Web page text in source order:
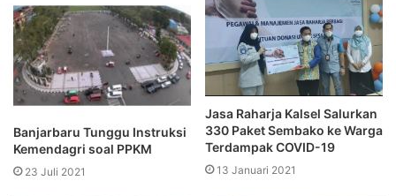
Banjarbaru Tunggu Instruksi
Kemendagri soal PPKM
23 Juli 2021
Jasa Raharja Kalsel Salurkan
330 Paket Sembako ke Warga
Terdampak COVID-19
13 Januari 2021